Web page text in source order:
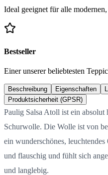
Ideal geeignet für alle
Bestseller
Einer unserer beliebtesten
Beschreibung Eigenschaften
Produktsicherheit (GPSR)
Paulig Salsa Atoll ist ein
Schurwolle. Die Wolle ist von
ein wunderschönes,
und flauschig und fühlt sich
und langlebig.